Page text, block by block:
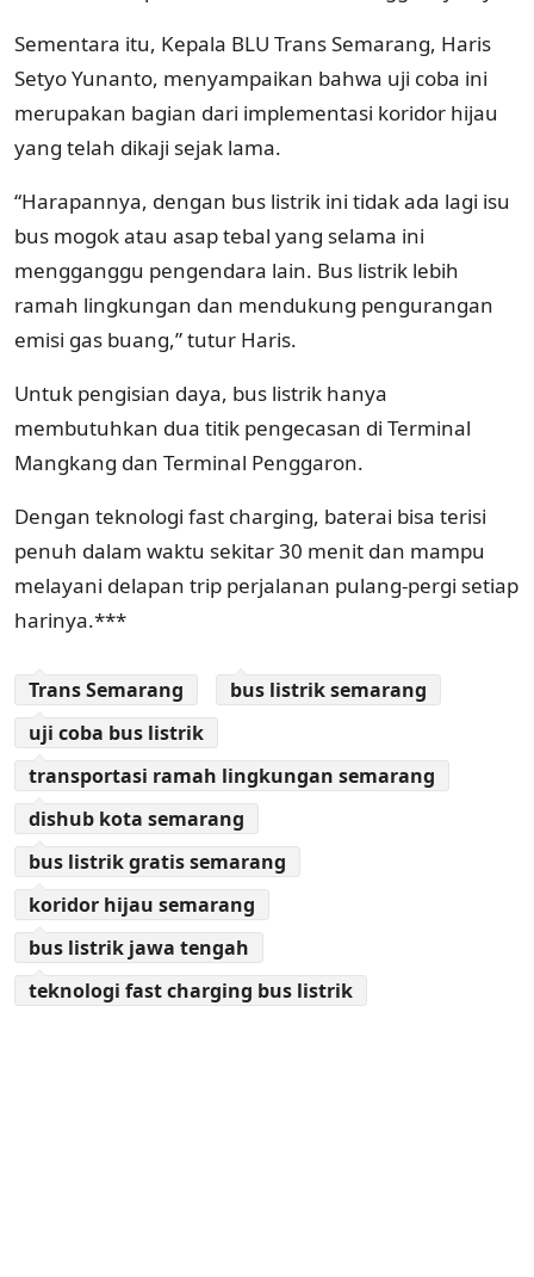
Sementara itu, Kepala BLU Trans Semarang, Haris
Setyo Yunanto, menyampaikan bahwa uji coba ini
merupakan bagian dari implementasi koridor hijau
yang telah dikaji sejak lama.
“Harapannya, dengan bus listrik ini tidak ada lagi isu
bus mogok atau asap tebal yang selama ini
mengganggu pengendara lain. Bus listrik lebih
ramah lingkungan dan mendukung pengurangan
emisi gas buang,” tutur Haris.
Untuk pengisian daya, bus listrik hanya
membutuhkan dua titik pengecasan di Terminal
Mangkang dan Terminal Penggaron.
Dengan teknologi fast charging, baterai bisa terisi
penuh dalam waktu sekitar 30 menit dan mampu
melayani delapan trip perjalanan pulang-pergi setiap
harinya.***
Trans Semarang
bus listrik semarang
uji coba bus listrik
transportasi ramah lingkungan semarang
dishub kota semarang
bus listrik gratis semarang
koridor hijau semarang
bus listrik jawa tengah
teknologi fast charging bus listrik